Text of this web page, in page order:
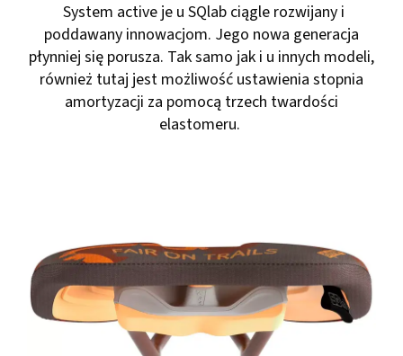
System active je u SQlab ciągle rozwijany i
poddawany innowacjom. Jego nowa generacja
płynniej się porusza. Tak samo jak i u innych modeli,
również tutaj jest możliwość ustawienia stopnia
amortyzacji za pomocą trzech twardości
elastomeru.